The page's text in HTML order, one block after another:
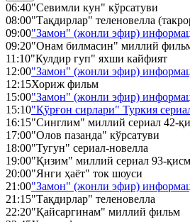
06:40"Севимли кун" кўрсатуви
08:00"Тақдирлар" теленовелла
09:00"Замон" (жонли эфир)
09:20"Онам билмасин" миллий
11:10"Кулдир гуп" яхши кайфият
12:00"Замон" (жонли эфир)
12:15Хориж фильм
15:00"Замон" (жонли эфир)
15:10"Қўрғон сирлари" Туркия
16:15"Синглим" миллий сериал 42-
17:00"Олов пазанда" кўрсатуви
18:00"Тугун" сериал-новелла
19:00"Қизим" миллий сериал 93-қисм
20:00"Янги ҳаёт" ток шоуси
21:00"Замон" (жонли эфир)
21:15"Тақдирлар" теленовелла
22:20"Қайсаргинам" миллий фильм